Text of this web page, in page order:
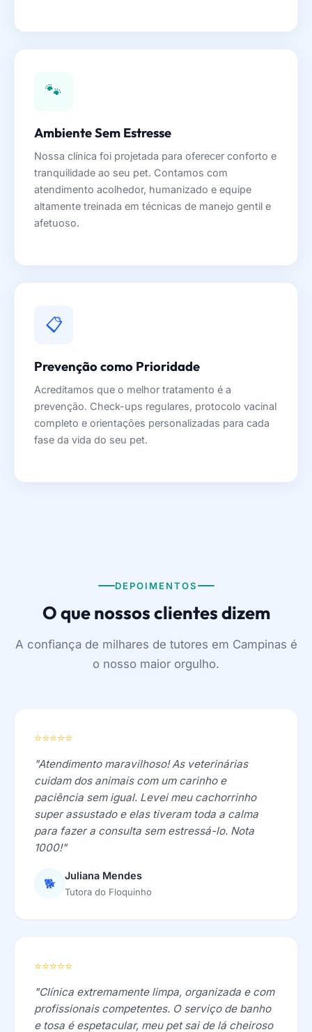
🐾
Ambiente Sem Estresse
Nossa clínica foi projetada para oferecer conforto e
tranquilidade ao seu pet. Contamos com
atendimento acolhedor, humanizado e equipe
altamente treinada em técnicas de manejo gentil e
afetuoso.
📋
Prevenção como Prioridade
Acreditamos que o melhor tratamento é a
prevenção. Check-ups regulares, protocolo vacinal
completo e orientações personalizadas para cada
fase da vida do seu pet.
DEPOIMENTOS
O que nossos clientes dizem
A confiança de milhares de tutores em Campinas é
o nosso maior orgulho.
⭐⭐⭐⭐⭐
"Atendimento maravilhoso! As veterinárias
cuidam dos animais com um carinho e
paciência sem igual. Levei meu cachorrinho
super assustado e elas tiveram toda a calma
para fazer a consulta sem estressá-lo. Nota
1000!"
🐕
Juliana Mendes
Tutora do Floquinho
⭐⭐⭐⭐⭐
"Clínica extremamente limpa, organizada e com
profissionais competentes. O serviço de banho
e tosa é espetacular, meu pet sai de lá cheiroso